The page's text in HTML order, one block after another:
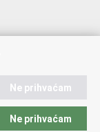
Ne prihvaćam
Ne prihvaćam